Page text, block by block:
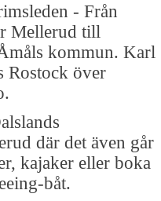
- Från
Mellerud till
kommun. Karl
Rostock över
där det även går
kajaker eller boka
båt.